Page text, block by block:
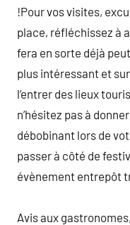
!Pour vos visites,
place, réfléchissez à
fera en sorte déjà
plus intéressant et
l’entrer des lieux
n’hésitez pas à
débobinant lors de
passer à côté de
évènement entrepôt
Avis aux